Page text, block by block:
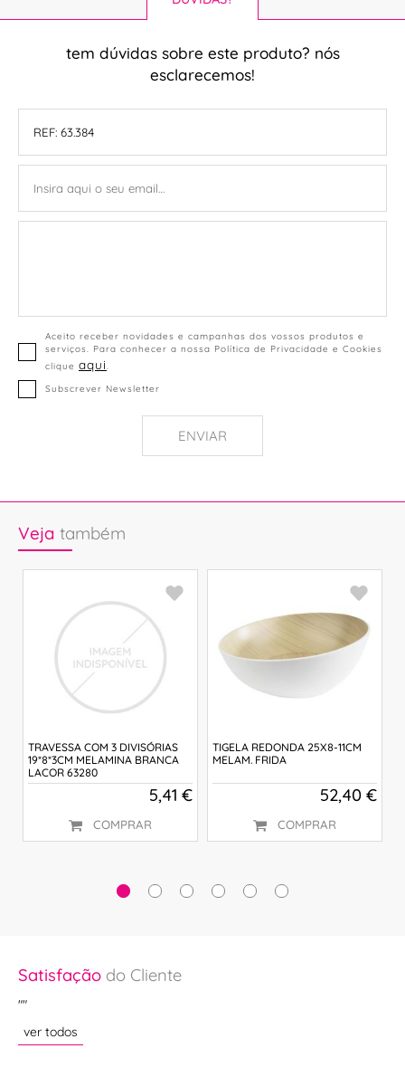
tem dúvidas sobre este produto? nós
esclarecemos!
Aceito receber novidades e campanhas dos vossos produtos e
serviços. Para conhecer a nossa Política de Privacidade e Cookies
clique aqui.
Subscrever Newsletter
ENVIAR
Veja também
TRAVESSA COM 3 DIVISÓRIAS
19*8*3CM MELAMINA BRANCA
LACOR 63280
5,41 €
COMPRAR
TIGELA REDONDA 25X8-11CM
MELAM. FRIDA
52,40 €
COMPRAR
Satisfação do Cliente
""
ver todos